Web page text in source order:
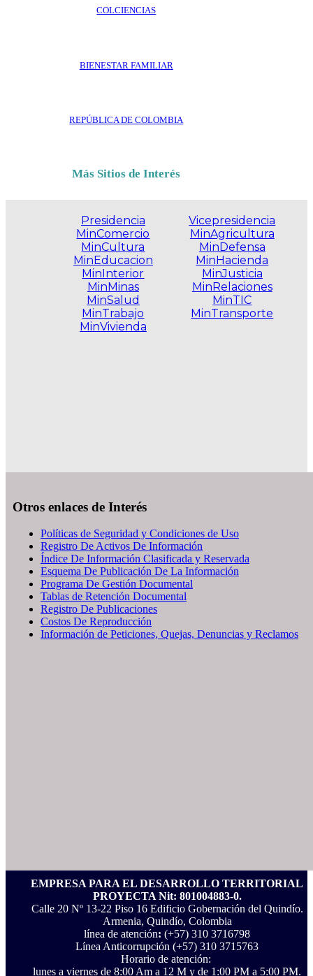
COLCIENCIAS
BIENESTAR FAMILIAR
REPÚBLICA DE COLOMBIA
Más Sitios de Interés
Presidencia
MinComercio
MinCultura
MinEducacion
MinInterior
MinMinas
MinSalud
MinTrabajo
MinVivienda
Vicepresidencia
MinAgricultura
MinDefensa
MinHacienda
MinJusticia
MinRelaciones
MinTIC
MinTransporte
Otros enlaces de Interés
Políticas de Seguridad y Condiciones de Uso
Registro De Activos De Información
Índice De Información Clasificada y Reservada
Esquema De Publicación De La Información
Programa De Gestión Documental
Tablas de Retención Documental
Registro De Publicaciones
Costos De Reproducción
Información de Peticiones, Quejas, Denuncias y Reclamos
EMPRESA PARA EL DESARROLLO TERRITORIAL
PROYECTA Nit: 801004883-0.
Calle 20 Nº 13-22 Piso 16 Edificio Gobernación del Quindío.
Armenia, Quindío, Colombia
línea de atención: (+57) 310 3716798
Línea Anticorrupción ‪(+57) 310 3715763‬
Horario de atención:
lunes a viernes de 8:00 Am a 12 M y de 1:00 PM a 5:00 PM.